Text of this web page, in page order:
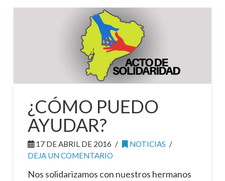
¿CÓMO PUEDO
AYUDAR?
17 DE ABRIL DE 2016
NOTICIAS
DEJA UN COMENTARIO
Nos solidarizamos con nuestros hermanos